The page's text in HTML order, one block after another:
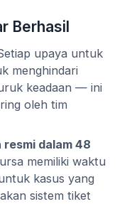
Berhasil
upaya untuk
menghindari
keadaan — ini
oleh tim
resmi dalam 48
memiliki waktu
kasus yang
sistem tiket